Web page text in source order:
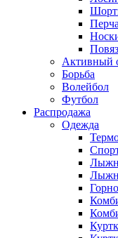
Активный
Борьба
Волейбол
Футбол
Распродажа
Одежда